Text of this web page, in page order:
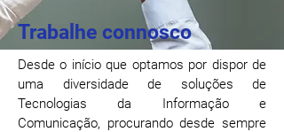
Trabalhe connosco
Desde o início que optamos por dispor de
uma diversidade de soluções de
Tecnologias da Informação e
Comunicação, procurando desde sempre